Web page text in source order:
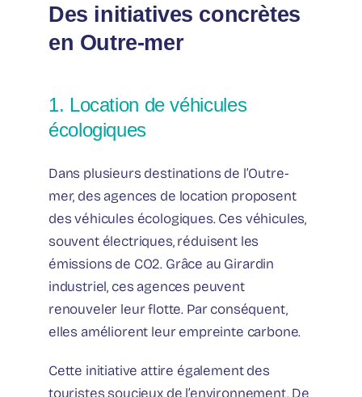
Des initiatives concrètes
en Outre-mer
1. Location de véhicules
écologiques
Dans plusieurs destinations de l’Outre-
mer, des agences de location proposent
des véhicules écologiques. Ces véhicules,
souvent électriques, réduisent les
émissions de CO2. Grâce au Girardin
industriel, ces agences peuvent
renouveler leur flotte. Par conséquent,
elles améliorent leur empreinte carbone.
Cette initiative attire également des
touristes soucieux de l’environnement. De